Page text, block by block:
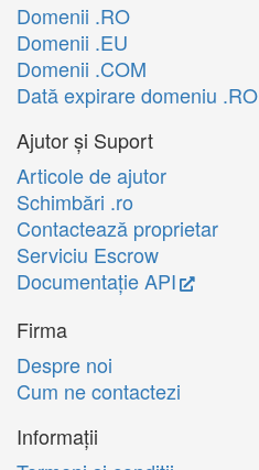
Domenii .RO
Domenii .EU
Domenii .COM
Dată expirare domeniu .RO
Ajutor și Suport
Articole de ajutor
Schimbări .ro
Contactează proprietar
Serviciu Escrow
Documentație API
Firma
Despre noi
Cum ne contactezi
Informații